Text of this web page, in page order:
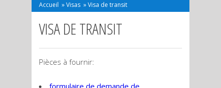
Accueil »Visas »Visa de transit
VISA DE TRANSIT
Pièces à fournir:
formulaire de demande de